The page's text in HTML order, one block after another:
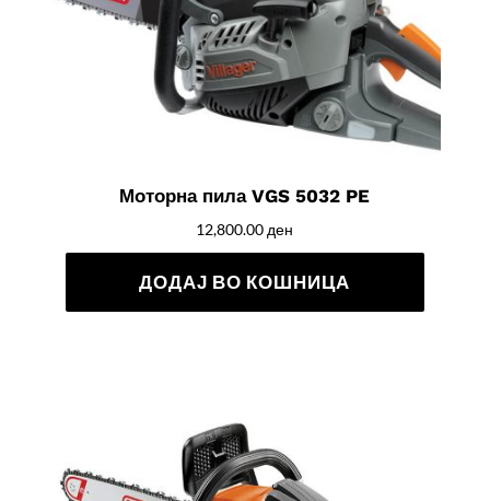
Моторна пила VGS 5032 PE
12,800.00 ден
ДОДАЈ ВО КОШНИЦА